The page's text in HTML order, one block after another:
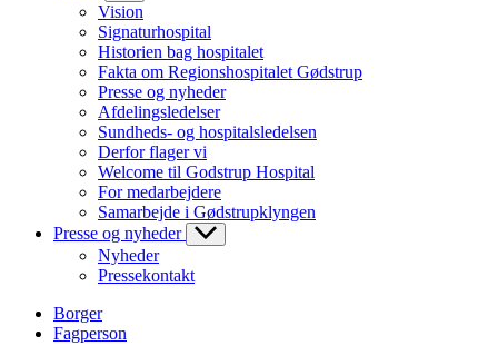
Vision
Signaturhospital
Historien bag hospitalet
Fakta om Regionshospitalet Gødstrup
Presse og nyheder
Afdelingsledelser
Sundheds- og hospitalsledelsen
Derfor flager vi
Welcome til Godstrup Hospital
For medarbejdere
Samarbejde i Gødstrupklyngen
Presse og nyheder
Nyheder
Pressekontakt
Borger
Fagperson